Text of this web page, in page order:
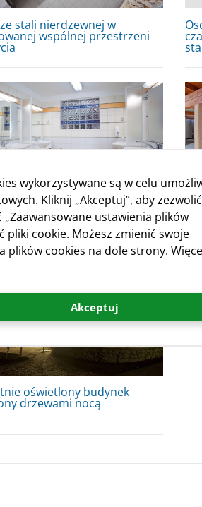
stali nierdzewnej w
wspólnej przestrzeni
toaleta publiczna z
umywalkami i lustrami
oświetlony budynek
drzewami nocą
wykorzystywane są w celu
Kliknij „Akceptuj”, aby
ustawienia plików
pliki cookie. Możesz zmienić swoje
plików cookies na dole strony.
Akceptuj